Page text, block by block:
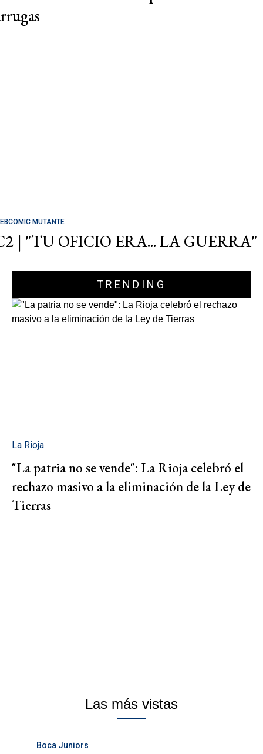
MUTANTE
| "TU OFICIO ERA... LA GUERRA"
TRENDING
La Rioja
"La patria no se vende": La Rioja celebró el
rechazo masivo a la eliminación de la Ley de
Tierras
Las más vistas
Boca Juniors